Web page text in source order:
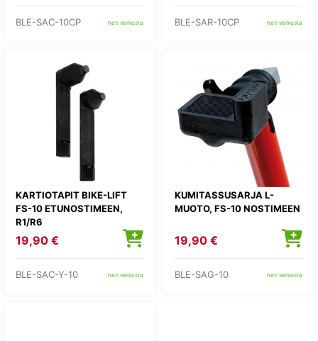
BLE-SAC-10CP heti verkosta BLE-SAR-10CP heti verkosta
KARTIOTAPIT BIKE-LIFT
FS-10 ETUNOSTIMEEN,
R1/R6
19,90 €
BLE-SAC-Y-10 heti verkosta
KUMITASSUSARJA L-
MUOTO, FS-10 NOSTIMEEN
19,90 €
BLE-SAG-10 heti verkosta